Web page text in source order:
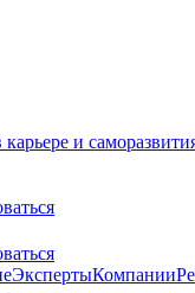
и
ЭкспертыКомпании